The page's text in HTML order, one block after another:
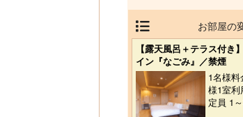
お部屋の
【露天風呂＋テラス付き
イン『なごみ』／禁煙
1名様
様1室利
定員 1